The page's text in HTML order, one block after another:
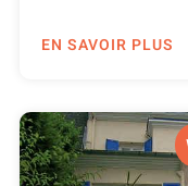
EN SAVOIR PLUS